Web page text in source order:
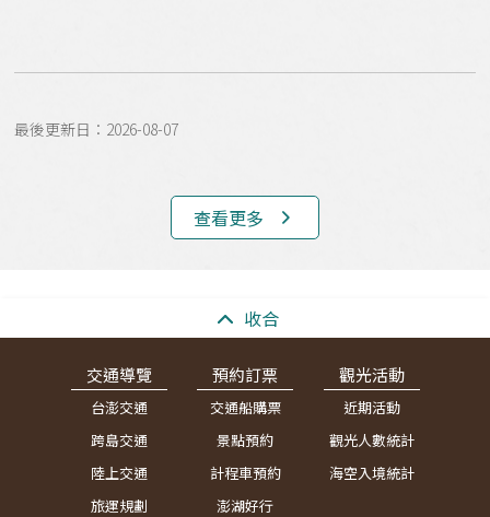
最後更新日：2026-08-07
查看更多
收合
交通導覽
台澎交通
跨島交通
陸上交通
旅運規劃
預約訂票
交通船購票
景點預約
計程車預約
澎湖好行
觀光活動
近期活動
觀光人數統計
海空入境統計